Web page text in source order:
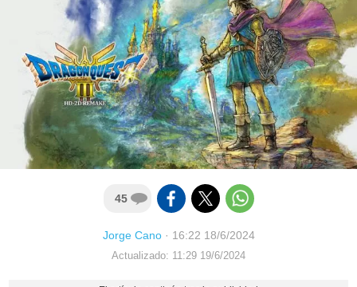
45
Jorge Cano· 16:22 18/6/2024
Actualizado: 11:29 19/6/2024